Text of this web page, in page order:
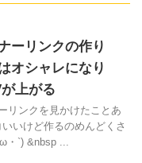
ーリンクの作り
オシャレになり
上がる
ンクを見かけたことあ
いけど作るのめんどくさ
・`) &nbsp ...